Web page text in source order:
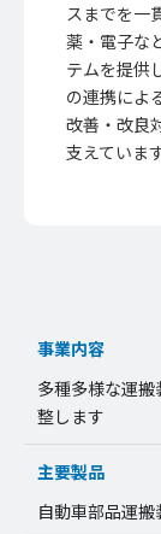
スまでを一
薬・電子な
テムを提供
の連携によ
改善・改良
支えています
事業内容
多種多様な運
整します
主要製品
自動車部品運搬